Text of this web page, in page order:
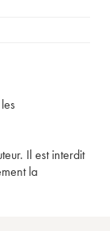
Il est interdit
la